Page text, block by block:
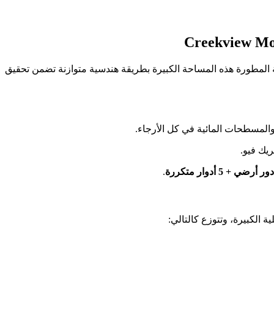
هذه المساحة الكبيرة بطريقة هندسية متوازنة تضمن تحقيق
المائية في كل الأرجاء.
فيو.
دور أرضي + 5 أدوار متكررة .
وتتوزع كالتالي: